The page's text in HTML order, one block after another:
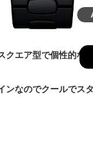
クエア型で個性的な
ンなのでクールでス